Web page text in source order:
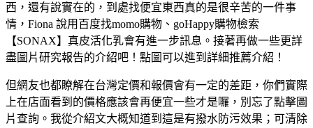
西，還有說實在的，到處找便宜東西真的是很辛苦的一件事
情，Fiona 說用百度找momo購物、goHappy購物檢索
【SONAX】真皮活化乳會有進一步訊息。接著再做一些更詳
盡圖片研究報告的介紹吧！點圖可以進到詳細推薦介紹！
但網友也都瞭解在台灣定價和報價會有一定的差距，你們實際
上在店面看到的價格應該會再便宜一些才是囉，別忘了點擊圖
片查詢。我從介紹文大概知道到這是有撥水防污效果；可清除